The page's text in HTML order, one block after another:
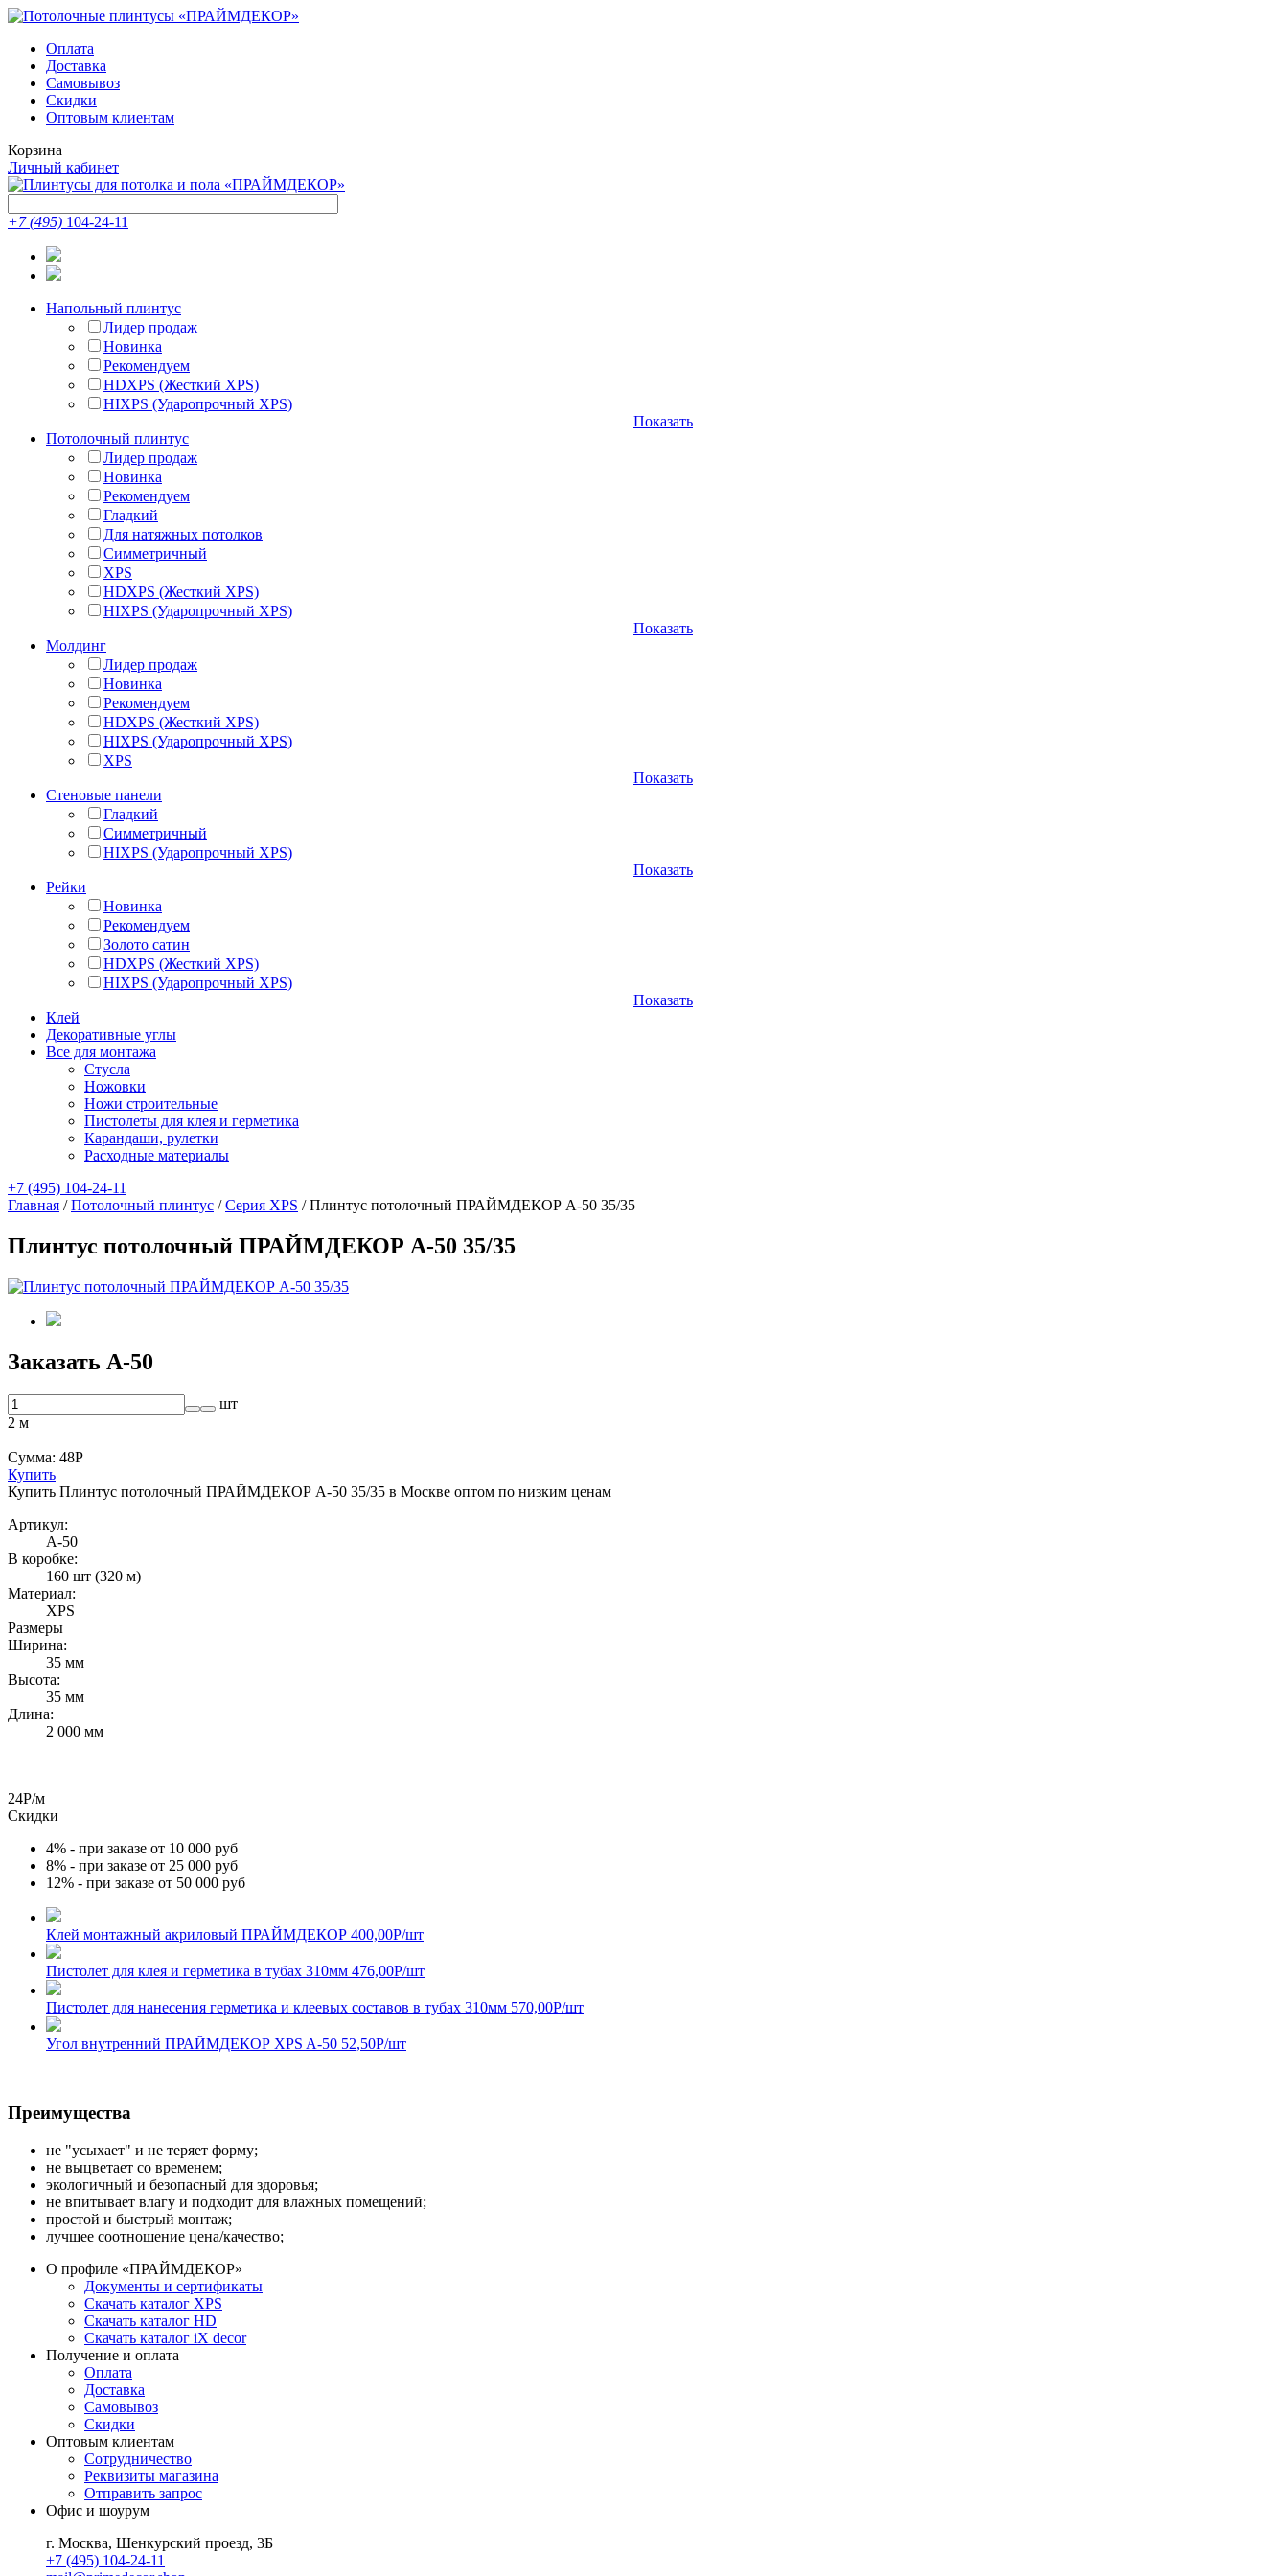
Оплата
Доставка
Самовывоз
Скидки
Оптовым клиентам
Корзина
Личный кабинет
+7 (495) 104-24-11
Напольный плинтус
Лидер продаж
Новинка
Рекомендуем
HDXPS (Жесткий XPS)
HIXPS (Ударопрочный XPS)
Показать
Потолочный плинтус
Лидер продаж
Новинка
Рекомендуем
Гладкий
Для натяжных потолков
Симметричный
XPS
HDXPS (Жесткий XPS)
HIXPS (Ударопрочный XPS)
Показать
Молдинг
Лидер продаж
Новинка
Рекомендуем
HDXPS (Жесткий XPS)
HIXPS (Ударопрочный XPS)
XPS
Показать
Стеновые панели
Гладкий
Симметричный
HIXPS (Ударопрочный XPS)
Показать
Рейки
Новинка
Рекомендуем
Золото сатин
HDXPS (Жесткий XPS)
HIXPS (Ударопрочный XPS)
Показать
Клей
Декоративные углы
Все для монтажа
Стусла
Ножовки
Ножи строительные
Пистолеты для клея и герметика
Карандаши, рулетки
Расходные материалы
+7 (495) 104-24-11
Главная /Потолочный плинтус /Серия XPS /Плинтус потолочный ПРАЙМДЕКОР A-50 35/35
Плинтус потолочный ПРАЙМДЕКОР A-50 35/35
Заказать A-50
шт
2 м
Сумма: 48Р
Купить
Купить Плинтус потолочный ПРАЙМДЕКОР A-50 35/35 в Москве оптом по низким ценам
Артикул:
A-50
В коробке:
160 шт (320 м)
Материал:
XPS
Размеры
Ширина:
35 мм
Высота:
35 мм
Длина:
2 000 мм
24Р/м
Скидки
4% - при заказе от 10 000 руб
8% - при заказе от 25 000 руб
12% - при заказе от 50 000 руб
Клей монтажный акриловый ПРАЙМДЕКОР 400,00Р/шт
Пистолет для клея и герметика в тубах 310мм 476,00Р/шт
Пистолет для нанесения герметика и клеевых составов в тубах 310мм 570,00Р/шт
Угол внутренний ПРАЙМДЕКОР XPS A-50 52,50Р/шт
Преимущества
не "усыхает" и не теряет форму;
не выцветает со временем;
экологичный и безопасный для здоровья;
не впитывает влагу и подходит для влажных помещений;
простой и быстрый монтаж;
лучшее соотношение цена/качество;
О профиле «ПРАЙМДЕКОР»
Документы и сертификаты
Скачать каталог XPS
Скачать каталог HD
Скачать каталог iX decor
Получение и оплата
Оплата
Доставка
Самовывоз
Скидки
Оптовым клиентам
Сотрудничество
Реквизиты магазина
Отправить запрос
Офис и шоурум
г. Москва, Шенкурский проезд, 3Б
+7 (495) 104-24-11